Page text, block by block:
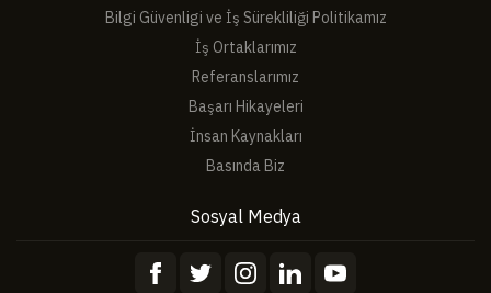
Bilgi Güvenligi ve İş Sürekliliği Politikamız
İş Ortaklarımız
Referanslarımız
Başarı Hikayeleri
İnsan Kaynakları
Basında Biz
Sosyal Medya